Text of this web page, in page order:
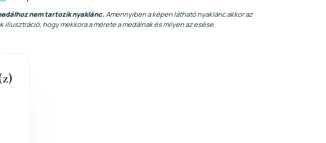
nem tartozik nyaklánc. Amennyiben a képen látható nyaklánc akkor az
illusztráció, hogy mekkora a mérete a medálnak és milyen az esése.